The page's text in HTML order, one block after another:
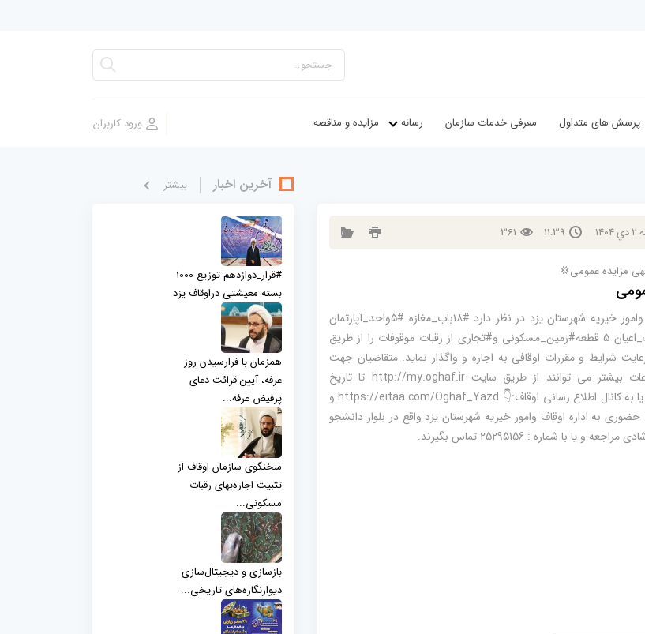
پرسش های متداول معرفی خدمات سازمان رسانه مزایده و مناقصه
2 دي1404
11:39
361
مزایده عمومی💢
اداره اوقاف وامور خیریه شهرستان یزد در نظر دارد #۱۸باب_مغازه #۵واحد_آپارتمان
#حق_تملک_اعیان 5 قطعه#زمین_مسکونی و#تجاری از رقبات موقوفات را از طریق
شرایط و مقررات اوقافی به اجاره و واگذار نماید. متقاضیان جهت
کسب اطلاعات بیشتر می توانند از طریق سایت http://my.oghaf.ir تا تاریخ
۱۴۰۴/۱۰/۰۹ یا به کانال اطلاع رسانی اوقاف:👇 https://eitaa.com/Oghaf_Yazd و
به اداره اوقاف وامور خیریه شهرستان یزد واقع در بلوار دانشجو
و یا با شماره : 25295156 تماس بگیرند.
آخرین اخبار بيشتر
#قرار_دوازدهم توزیع 1000
بسته معیشتی دراوقاف یزد
همزمان با فرارسیدن روز
عرفه، آیین قرائت دعای
پرفیض عرفه...
سخنگوی سازمان اوقاف از
تثبیت اجاره‌بهای رقبات
مسکونی...
بازسازی و دیجیتال‌سازی
دیوارنگاره‌های تاریخی...